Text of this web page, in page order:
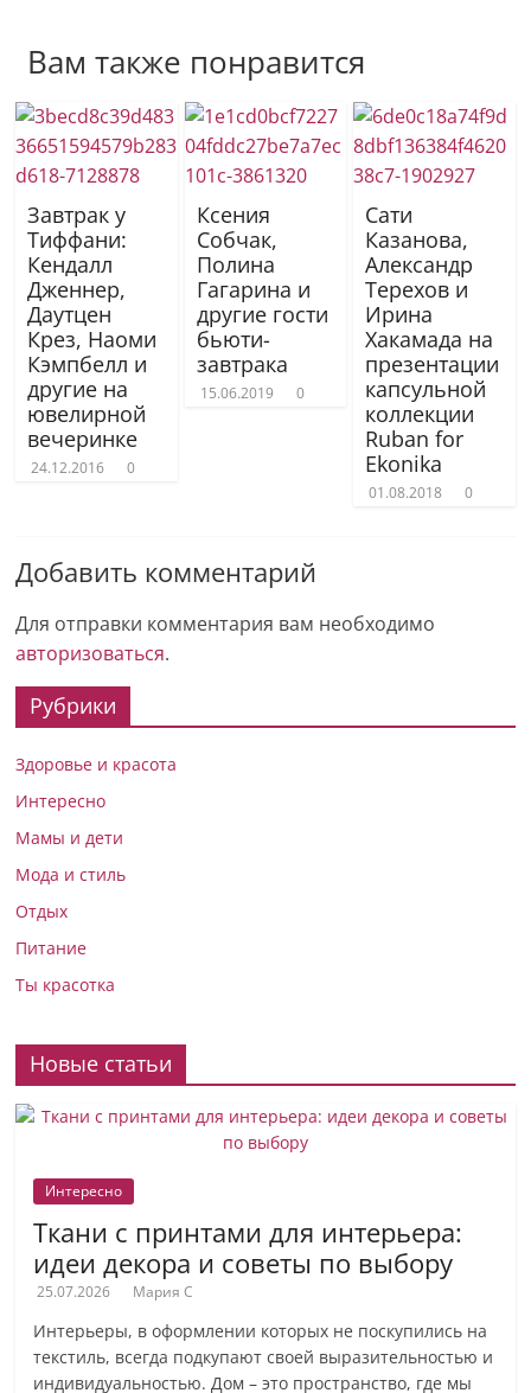
Вам также понравится
Завтрак у
Тиффани:
Кендалл
Дженнер,
Даутцен
Крез, Наоми
Кэмпбелл и
другие на
ювелирной
вечеринке
24.12.2016 0
Ксения
Собчак,
Полина
Гагарина и
другие гости
бьюти-
завтрака
15.06.2019 0
Сати
Казанова,
Александр
Терехов и
Ирина
Хакамада на
презентации
капсульной
коллекции
Ruban for
Ekonika
01.08.2018 0
Добавить комментарий
Для отправки комментария вам необходимо
авторизоваться.
Рубрики
Здоровье и красота
Интересно
Мамы и дети
Мода и стиль
Отдых
Питание
Ты красотка
Новые статьи
Интересно
Ткани с принтами для интерьера:
идеи декора и советы по выбору
25.07.2026 Мария С
Интерьеры, в оформлении которых не поскупились на
текстиль, всегда подкупают своей выразительностью и
индивидуальностью. Дом – это пространство, где мы